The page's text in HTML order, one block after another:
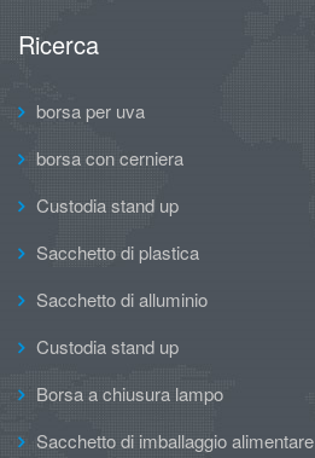
Ricerca
borsa per uva
borsa con cerniera
Custodia stand up
Sacchetto di plastica
Sacchetto di alluminio
Custodia stand up
Borsa a chiusura lampo
Sacchetto di imballaggio alimentare